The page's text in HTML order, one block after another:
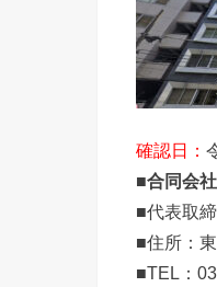
確認日：
■合同会
■代表取
■住所：
■TEL：